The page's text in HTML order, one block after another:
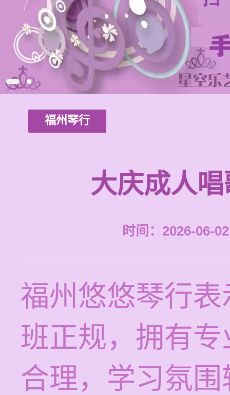
福州琴行
大庆成人
时间：2026-06-
福州悠悠琴行
班正规，拥有
合理，学习氛